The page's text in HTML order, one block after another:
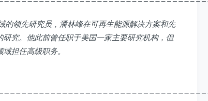
的领先研究员，潘林峰在可再生能源解决方案和先
究。他此前曾任职于美国一家主要研究机构，但
担任高级职务。